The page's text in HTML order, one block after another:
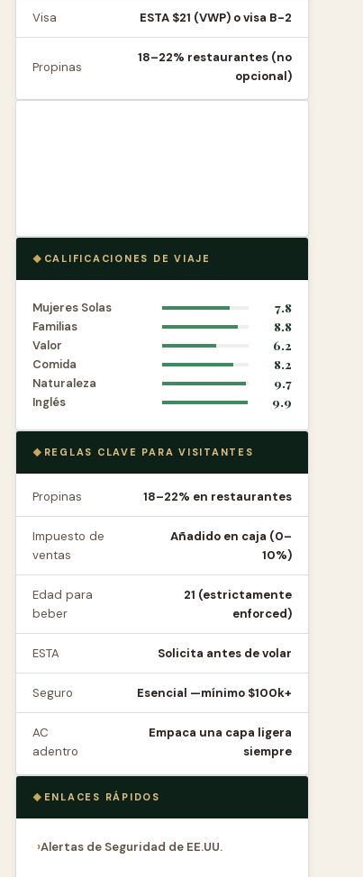
Visa ESTA $21 (VWP) o visa B-2
Propinas
18–22% restaurantes (no
opcional)
CALIFICACIONES DE VIAJE
Mujeres Solas
7.8
Familias
8.8
Valor
6.2
Comida
8.2
Naturaleza
9.7
Inglés
9.9
REGLAS CLAVE PARA VISITANTES
Propinas 18–22% en restaurantes
Impuesto de
ventas
Añadido en caja (0–
10%)
Edad para
beber
21 (estrictamente
enforced)
ESTA Solicita antes de volar
Seguro Esencial —mínimo $100k+
AC
adentro
Empaca una capa ligera
siempre
ENLACES RÁPIDOS
Alertas de Seguridad de EE.UU.